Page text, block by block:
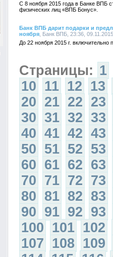
С 8 ноября 2015 года в Банке ВПБ
физических лиц «ВПБ Бонус».
Банк ВПБ дарит подарки и
ноября , Банк ВПБ, 23:36, 09.11.2015
До 22 ноября 2015 г. включительно
Страницы: 1
10 11 12 13
20 21 22 23
30 31 32 33
40 41 42 43
50 51 52 53
60 61 62 63
70 71 72 73
80 81 82 83
90 91 92 93
100 101 102
107 108 109